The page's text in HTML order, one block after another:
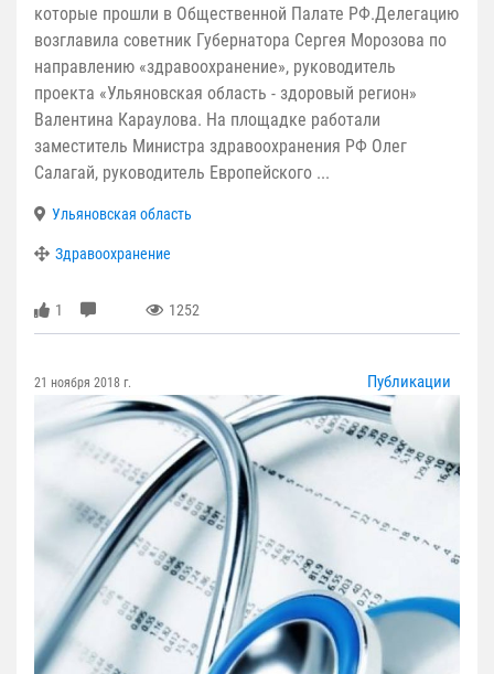
которые прошли в Общественной Палате РФ.Делегацию
возглавила советник Губернатора Сергея Морозова по
направлению «здравоохранение», руководитель
проекта «Ульяновская область - здоровый регион»
Валентина Караулова. На площадке работали
заместитель Министра здравоохранения РФ Олег
Салагай, руководитель Европейского ...
Ульяновская область
Здравоохранение
1 1252
21 ноября 2018 г. Публикации